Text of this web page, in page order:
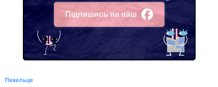
Підпишись на наш
Facebook
Пекельце